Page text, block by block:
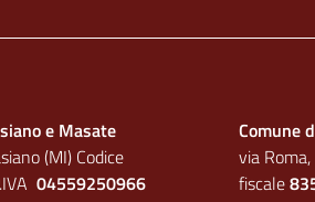
e Masate
(MI) Codice
04559250966
Comune
via
fiscale